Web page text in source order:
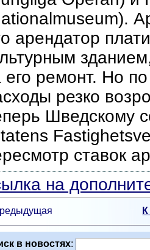
арендатор
его ремонт. Но
резко
Шведскому
ставок
на
в новостях: